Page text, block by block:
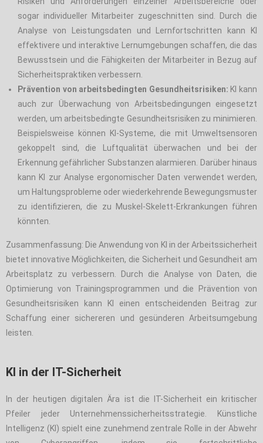
sogar individueller Mitarbeiter zugeschnitten sind. Durch die
Analyse von Leistungsdaten und Lernfortschritten kann KI
effektivere und interaktive Lernumgebungen schaffen, die das
Bewusstsein und die Fähigkeiten der Mitarbeiter in Bezug auf
Sicherheitspraktiken verbessern.
Prävention von arbeitsbedingten Gesundheitsrisiken: KI kann
auch zur Überwachung von Arbeitsbedingungen eingesetzt
werden, um arbeitsbedingte Gesundheitsrisiken zu minimieren.
Beispielsweise können KI-Systeme, die mit Umweltsensoren
gekoppelt sind, die Luftqualität überwachen und bei der
Erkennung gefährlicher Substanzen alarmieren. Darüber hinaus
kann KI zur Analyse ergonomischer Daten verwendet werden,
um Haltungsprobleme oder wiederkehrende Bewegungsmuster
zu identifizieren, die zu Muskel-Skelett-Erkrankungen führen
könnten.
Zusammenfassung: Die Anwendung von KI in der Arbeitssicherheit
bietet innovative Möglichkeiten, die Sicherheit und Gesundheit am
Arbeitsplatz zu verbessern. Durch die Analyse von Daten, die
Optimierung von Trainingsprogrammen und die Prävention von
Gesundheitsrisiken kann KI einen entscheidenden Beitrag zur
Schaffung einer sichereren und gesünderen Arbeitsumgebung
leisten.
KI in der IT-Sicherheit
In der heutigen digitalen Ära ist die IT-Sicherheit ein kritischer
Pfeiler jeder Unternehmenssicherheitsstrategie. Künstliche
Intelligenz (KI) spielt eine zunehmend zentrale Rolle in der Abwehr